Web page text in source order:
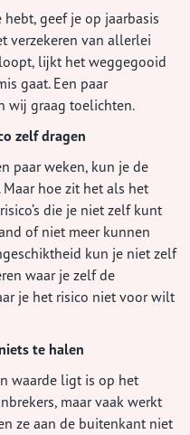
geef je op jaarbasis
verzekeren van allerlei
lijkt het weggegooid
gaat. Een paar
wij graag toelichten.
zelf dragen
paar weken, kun je de
hoe zit het als het
die je niet zelf kunt
of niet meer kunnen
kun je niet zelf
waar je zelf de
je het risico niet voor wilt
te halen
waarde ligt is op het
maar vaak werkt
ze aan de buitenkant niet